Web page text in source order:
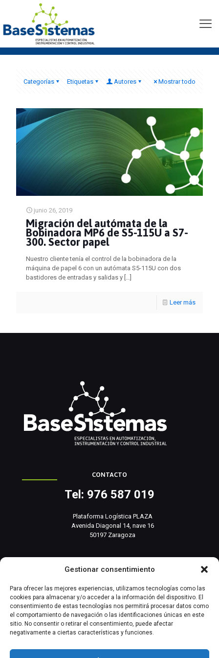
Gestionar consentimiento
Para ofrecer las mejores experiencias, utilizamos tecnologías como las
cookies para almacenar y/o acceder a la información del dispositivo. El
consentimiento de estas tecnologías nos permitirá procesar datos como
el comportamiento de navegación o las identificaciones únicas en este
sitio. No consentir o retirar el consentimiento, puede afectar
negativamente a ciertas características y funciones.
migración de Bobinadora
Categorías Etiquetas Autores Mostrar todo
junio 26, 2019
Migración del autómata de la
Bobinadora MP6 de S5-115U a S7-
300. Sector papel
Nuestro cliente tenía el control de la bobinadora de la
máquina de papel 6 con un autómata S5-115U con dos
bastidores de entradas y salidas y […]
Leer más
CONTACTO
Tel: 976 587 019
Plataforma Logística PLAZA
Avenida Diagonal 14, nave 16
50197 Zaragoza
INFORMACIÓN RELEVANTE
Producto
Automatización Industrial